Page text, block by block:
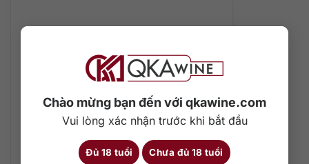
Chào mừng bạn đến với qkawine.com
Vui lòng xác nhận trước khi bắt đầu
Đủ 18 tuổi Chưa đủ 18 tuổi